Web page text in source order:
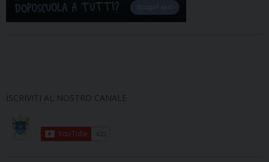
ISCRIVITI AL NOSTRO CANALE